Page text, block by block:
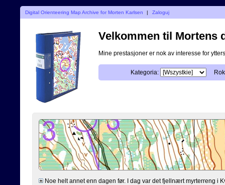
Digital Orienteering Map Archive for Morten Karlsen | Zaloguj
Velkommen til Mortens
Mine prestasjoner er nok av interesse for
Kategoria:
Noe helt annet enn dagen før. I dag var det fjellnært myrterreng i